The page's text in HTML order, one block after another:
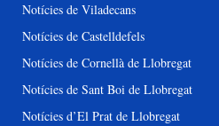
Notícies de Viladecans
Notícies de Castelldefels
Notícies de Cornellà de Llobregat
Notícies de Sant Boi de Llobregat
Notícies d’El Prat de Llobregat